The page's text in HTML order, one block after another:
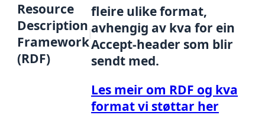
Resource
Description
Framework
(RDF)
fleire ulike format,
avhengig av kva for ein
Accept-header som blir
sendt med.
Les meir om RDF og kva
format vi støttar her